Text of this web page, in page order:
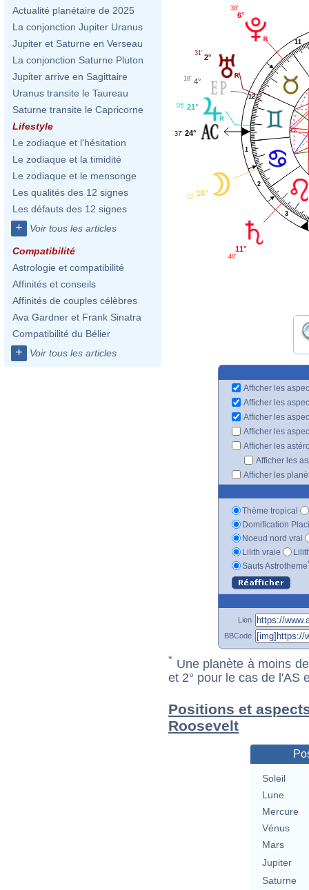
Actualité planétaire de 2025
La conjonction Jupiter Uranus
Jupiter et Saturne en Verseau
La conjonction Saturne Pluton
Jupiter arrive en Sagittaire
Uranus transite le Taureau
Saturne transite le Capricorne
Lifestyle
Le zodiaque et l'hésitation
Le zodiaque et la timidité
Le zodiaque et le mensonge
Les qualités des 12 signes
Les défauts des 12 signes
+ Voir tous les articles
Compatibilité
Astrologie et compatibilité
Affinités et conseils
Affinités de couples célèbres
Ava Gardner et Frank Sinatra
Compatibilité du Bélier
+ Voir tous les articles
1
2
3
11
12
6°
38'
2°
31'
4°
18'
21°
05'
24°
37'
16°
52'
11°
40'
Afficher les
Afficher les
Afficher les
Afficher les
Afficher les
Afficher les
Afficher les
Thème tropical
Domification
Noeud nord vrai
Lilith vraie
Sauts Astrotheme
Lien
BBCode
* Une planète à moins
et 2° pour le cas de l'AS
Positions et
Roosevelt
Soleil
Lune
Mercure
Vénus
Mars
Jupiter
Saturne